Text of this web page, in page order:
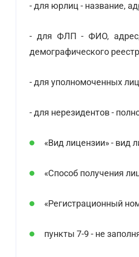
- для юрлиц - название,
- для ФЛП - ФИО, адрес,
демографического
- для уполномоченных
- для нерезидентов -
«Вид лицензии» - вид
«Способ получения
«Регистрационный
пункты 7-9 - не